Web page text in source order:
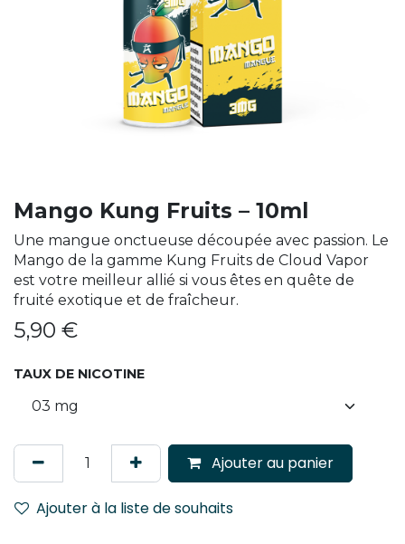
Mango Kung Fruits – 10ml
Une mangue onctueuse découpée avec passion. Le
Mango de la gamme Kung Fruits de Cloud Vapor
est votre meilleur allié si vous êtes en quête de
fruité exotique et de fraîcheur.
5,90 €
TAUX DE NICOTINE
Ajouter au panier
Ajouter à la liste de souhaits